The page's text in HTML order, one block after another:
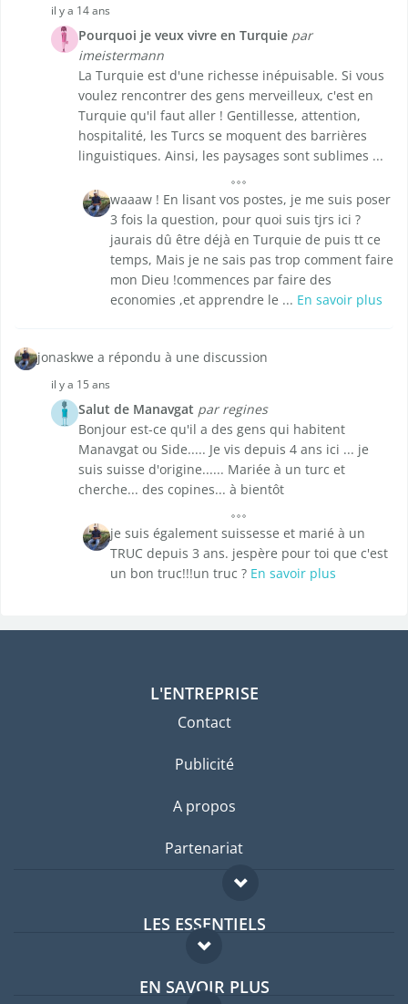
il y a 14 ans
Pourquoi je veux vivre en Turquie par
imeistermann
La Turquie est d'une richesse inépuisable. Si vous
voulez rencontrer des gens merveilleux, c'est en
Turquie qu'il faut aller ! Gentillesse, attention,
hospitalité, les Turcs se moquent des barrières
linguistiques. Ainsi, les paysages sont sublimes ...
waaaw ! En lisant vos postes, je me suis poser
3 fois la question, pour quoi suis tjrs ici ?
jaurais dû être déjà en Turquie de puis tt ce
temps, Mais je ne sais pas trop comment faire
mon Dieu !commences par faire des
economies ,et apprendre le ... En savoir plus
jonaskwe a répondu à une discussion
il y a 15 ans
Salut de Manavgat par regines
Bonjour est-ce qu'il a des gens qui habitent
Manavgat ou Side..... Je vis depuis 4 ans ici ... je
suis suisse d'origine...... Mariée à un turc et
cherche... des copines... à bientôt
je suis également suissesse et marié à un
TRUC depuis 3 ans. jespère pour toi que c'est
un bon truc!!!un truc ? En savoir plus
L'ENTREPRISE
Contact
Publicité
A propos
Partenariat
LES ESSENTIELS
Forum expatriés
Guides pays
EN SAVOIR PLUS